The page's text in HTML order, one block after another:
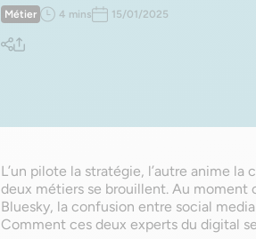
Métier 4 mins 15/01/2025
L’un pilote la stratégie, l’autre anime
deux métiers se brouillent. Au moment
Bluesky, la confusion entre social
Comment ces deux experts du digital